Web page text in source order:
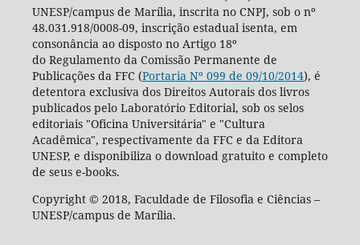
UNESP/campus de Marília, inscrita no CNPJ, sob o nº
48.031.918/0008-09, inscrição estadual isenta, em
consonância ao disposto no Artigo 18º
do Regulamento da Comissão Permanente de
Publicações da FFC (Portaria Nº 099 de 09/10/2014), é
detentora exclusiva dos Direitos Autorais dos livros
publicados pelo Laboratório Editorial, sob os selos
editoriais "Oficina Universitária" e "Cultura
Acadêmica", respectivamente da FFC e da Editora
UNESP, e disponibiliza o download gratuito e completo
de seus e-books.
Copyright © 2018, Faculdade de Filosofia e Ciências –
UNESP/campus de Marília.